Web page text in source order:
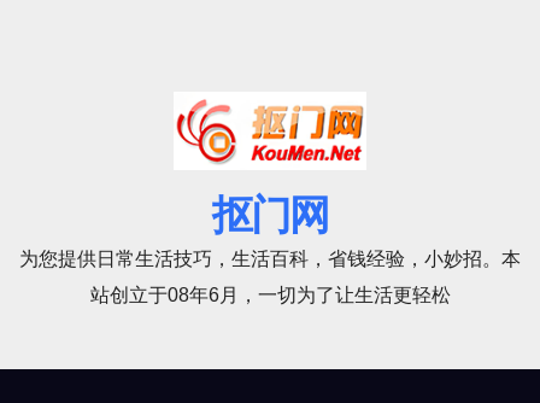
抠门网
为您提供日常生活技巧，生活百科，省钱经验，小妙招。本
站创立于08年6月，一切为了让生活更轻松